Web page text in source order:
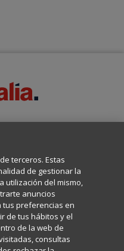
de Hostalia, dirigido por
terceros. Estas
de gestionar la
utilización del mismo,
anuncios
preferencias en
de tus hábitos y el
de la web de
consultas